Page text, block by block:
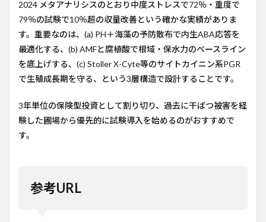
2024 メタアナリシスのとおり中度ストレスで72％・重度で
79％の試験で10％超の収量改善という確かな実績がありま
す。重要なのは、(a) PH＋海藻の予防散布で内生ABA応答を
最適化する、(b) AMFと腐植酸で根域・保水力のベースライン
を底上げする、(c) Stoller X-Cyte等のサイトカイニン系PGR
で生殖成長期を守る、という3層構造で設計することです。
3年単位の保険型投資として割り切り、過去に干ばつ被害を経
験した圃場から優先的に試験導入を始めるのがおすすめで
す。
参考URL